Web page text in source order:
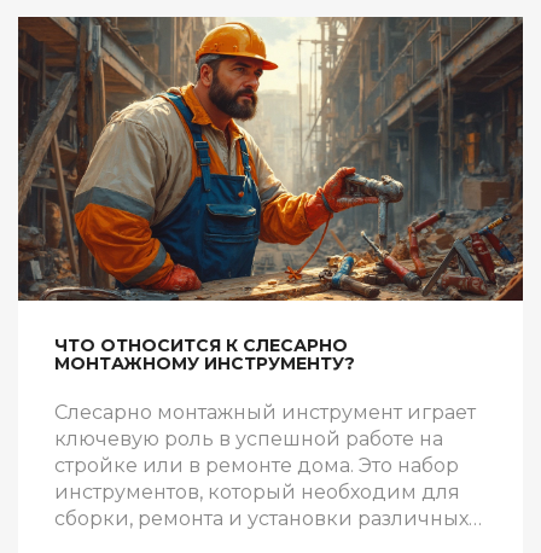
ЧТО ОТНОСИТСЯ К СЛЕСАРНО
МОНТАЖНОМУ ИНСТРУМЕНТУ?
Слесарно монтажный инструмент играет
ключевую роль в успешной работе на
стройке или в ремонте дома. Это набор
инструментов, который необходим для
сборки, ремонта и установки различных